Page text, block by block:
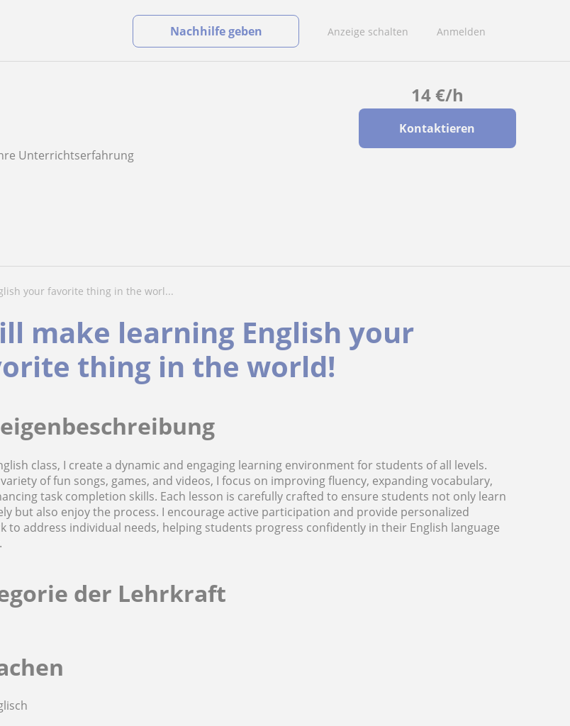
Anzeige schalten Anmelden
Nachhilfe geben
14€/h
Kontaktieren
Unterrichtserfahrung
your favorite thing in the worl...
make learning English your
thing in the world!
class, I create a dynamic and engaging learning environment for students of all levels.
of fun songs, games, and videos, I focus on improving fluency, expanding vocabulary,
task completion skills. Each lesson is carefully crafted to ensure students not only learn
but also enjoy the process. I encourage active participation and provide personalized
to address individual needs, helping students progress confidently in their English language
der Lehrkraft